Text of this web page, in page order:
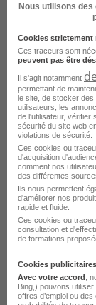
CDD 35H
H/F
Nice -
Publié le
Je
Nous utilisons des
Cookies strictement
Ces traceurs sont
peuvent pas être
Il s'agit notamment
permettant de
le site, de stocker des
utilisateurs, les
de l'utilisateur, vérifier
sécurité du site web
violations de sécurité.
Ces cookies ou
d'acquisition
comment nos
des différentes
Ils nous permettent
d'améliorer nos
rapide et fluide.
Ces cookies ou
consultation et
de formations
Cookies publicitaires
Avec votre accord ,
Bing,) pouvons
offres d’emploi ou